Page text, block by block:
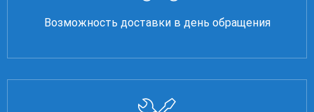
Возможность доставки в день обращения